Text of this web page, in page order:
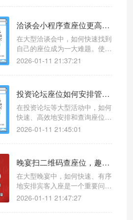
效率。
洽谈会小程序查座位更高效，微信扫码查座位系统助您轻松管理
在大型洽谈会中，如何快速找到
自己的座位成为一大难题。使用
微信扫码查座位系统，让参会者
效率。
2026-01-11 21:37:21
投资论坛座位如何安排管理？微信扫码查座位小程序提升参会体验的神器
在投资论坛等大型活动中，如何
快速、高效地安排和查询座位成
为一大难题。本文介绍一款创新
帮助主办方轻松管理座位信息，
2026-01-11 21:45:01
晚宴扫二维码查座位，趣座位提升用餐体验的高效解决方案
在大型晚宴中，如何快速、有序
地安排宾客入座是一个重要问
题。使用微信扫码查座位系统，
体用餐效率。
2026-01-11 21:47:27